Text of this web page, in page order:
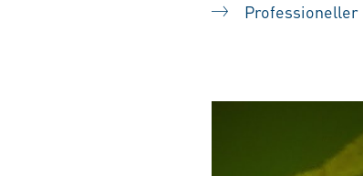
Professioneller